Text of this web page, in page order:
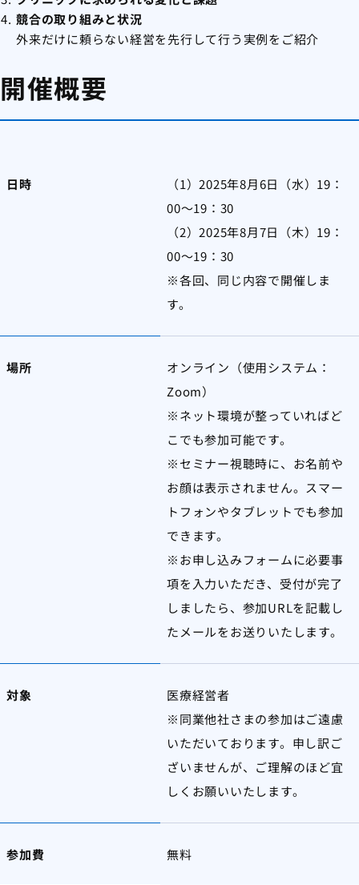
競合の取り組みと状況
外来だけに頼らない経営を先行して行う実例をご紹介
開催概要
日時
（1）2025年8月6日（水）19：
00～19：30
（2）2025年8月7日（木）19：
00～19：30
※各回、同じ内容で開催しま
す。
場所
オンライン（使用システム：
Zoom）
※ネット環境が整っていればど
こでも参加可能です。
※セミナー視聴時に、お名前や
お顔は表示されません。スマー
トフォンやタブレットでも参加
できます。
※お申し込みフォームに必要事
項を入力いただき、受付が完了
しましたら、参加URLを記載し
たメールをお送りいたします。
対象
医療経営者
※同業他社さまの参加はご遠慮
いただいております。申し訳ご
ざいませんが、ご理解のほど宜
しくお願いいたします。
参加費 無料